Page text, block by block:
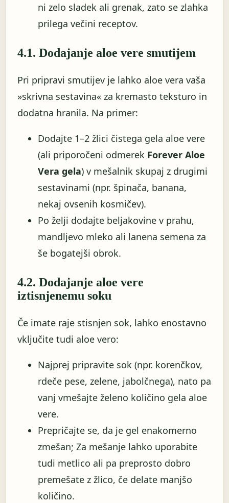
ni zelo sladek ali grenak, zato se zlahka
prilega večini receptov.
4.1. Dodajanje aloe vere smutijem
Pri pripravi smutijev je lahko aloe vera vaša
»skrivna sestavina« za kremasto teksturo in
dodatna hranila. Na primer:
Dodajte 1–2 žlici čistega gela aloe vere
(ali priporočeni odmerek Forever Aloe
Vera gela) v mešalnik skupaj z drugimi
sestavinami (npr. špinača, banana,
nekaj ovsenih kosmičev).
Po želji dodajte beljakovine v prahu,
mandljevo mleko ali lanena semena za
še bogatejši obrok.
4.2. Dodajanje aloe vere
iztisnjenemu soku
Če imate raje stisnjen sok, lahko enostavno
vključite tudi aloe vero:
Najprej pripravite sok (npr. korenčkov,
rdeče pese, zelene, jabolčnega), nato pa
vanj vmešajte želeno količino gela aloe
vere.
Prepričajte se, da je gel enakomerno
zmešan; Za mešanje lahko uporabite
tudi metlico ali pa preprosto dobro
premešate z žlico, če delate manjšo
količino.